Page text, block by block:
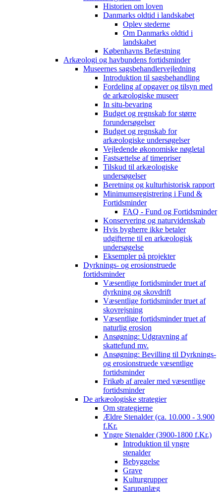
Historien om loven
Danmarks oldtid i landskabet
Oplev stederne
Om Danmarks oldtid i
landskabet
Københavns Befæstning
Arkæologi og havbundens fortidsminder
Museernes sagsbehandlervejledning
Introduktion til sagsbehandling
Fordeling af opgaver og tilsyn med
de arkæologiske museer
In situ-bevaring
Budget og regnskab for større
forundersøgelser
Budget og regnskab for
arkæologiske undersøgelser
Vejledende økonomiske nøgletal
Fastsættelse af timepriser
Tilskud til arkæologiske
undersøgelser
Beretning og kulturhistorisk rapport
Minimumsregistrering i Fund &
Fortidsminder
FAQ - Fund og Fortidsminder
Konservering og naturvidenskab
Hvis bygherre ikke betaler
udgifterne til en arkæologisk
undersøgelse
Eksempler på projekter
Dyrknings- og erosionstruede
fortidsminder
Væsentlige fortidsminder truet af
dyrkning og skovdrift
Væsentlige fortidsminder truet af
skovrejsning
Væsentlige fortidsminder truet af
naturlig erosion
Ansøgning: Udgravning af
skattefund mv.
Ansøgning: Bevilling til Dyrknings-
og erosionstruede væsentlige
fortidsminder
Frikøb af arealer med væsentlige
fortidsminder
De arkæologiske strategier
Om strategierne
Ældre Stenalder (ca. 10.000 - 3.900
f.Kr.
Yngre Stenalder (3900-1800 f.Kr.)
Introduktion til yngre
stenalder
Bebyggelse
Grave
Kulturgrupper
Sarupanlæg